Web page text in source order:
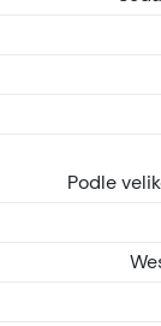
Podle